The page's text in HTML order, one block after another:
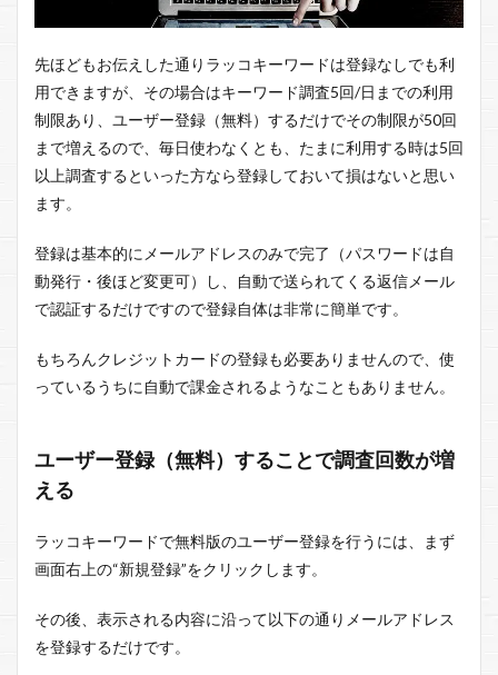
先ほどもお伝えした通りラッコキーワードは登録なしでも利
用できますが、その場合はキーワード調査5回/日までの利用
制限あり、ユーザー登録（無料）するだけでその制限が50回
まで増えるので、毎日使わなくとも、たまに利用する時は5回
以上調査するといった方なら登録しておいて損はないと思い
ます。
登録は基本的にメールアドレスのみで完了（パスワードは自
動発行・後ほど変更可）し、自動で送られてくる返信メール
で認証するだけですので登録自体は非常に簡単です。
もちろんクレジットカードの登録も必要ありませんので、使
っているうちに自動で課金されるようなこともありません。
ユーザー登録（無料）することで調査回数が増
える
ラッコキーワードで無料版のユーザー登録を行うには、まず
画面右上の“新規登録”をクリックします。
その後、表示される内容に沿って以下の通りメールアドレス
を登録するだけです。